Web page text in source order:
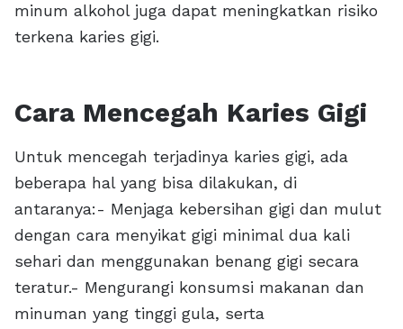
minum alkohol juga dapat meningkatkan risiko
terkena karies gigi.
Cara Mencegah Karies Gigi
Untuk mencegah terjadinya karies gigi, ada
beberapa hal yang bisa dilakukan, di
antaranya:- Menjaga kebersihan gigi dan mulut
dengan cara menyikat gigi minimal dua kali
sehari dan menggunakan benang gigi secara
teratur.- Mengurangi konsumsi makanan dan
minuman yang tinggi gula, serta